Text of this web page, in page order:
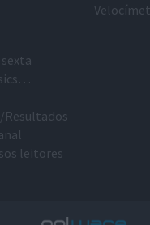
Resultados
leitores